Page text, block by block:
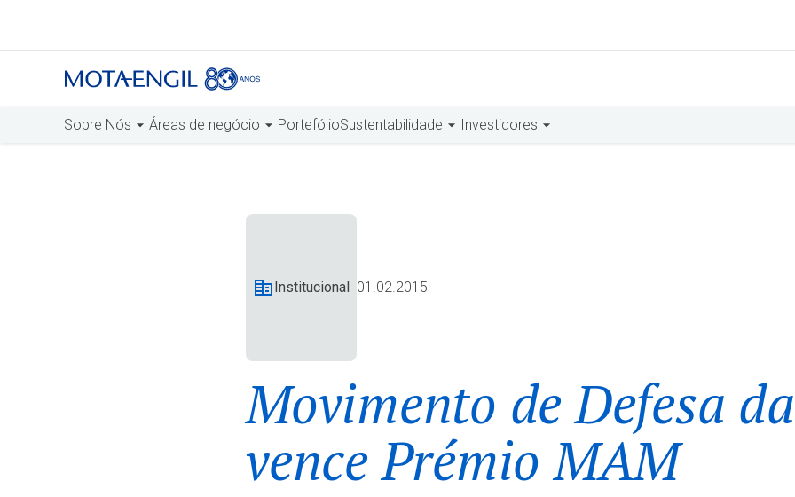
Sobre Nós Áreas de negócio PortefólioSustentabilidade Investidores
Institucional 01.02.2015
Movimento de Defesa
vence Prémio MAM